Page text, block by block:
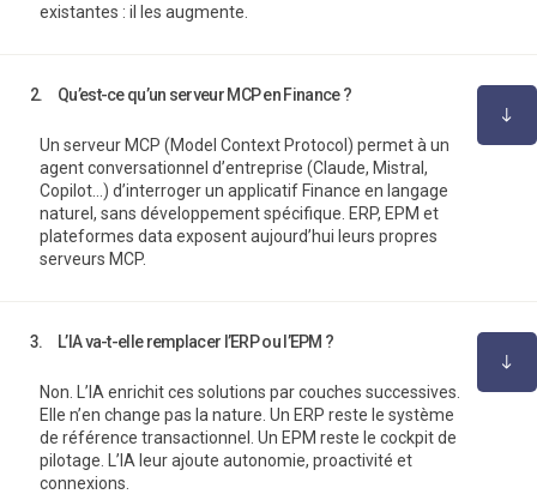
existantes : il les augmente.
2. Qu’est-ce qu’un serveur MCP en Finance ?
Un serveur MCP (Model Context Protocol) permet à un
agent conversationnel d’entreprise (Claude, Mistral,
Copilot…) d’interroger un applicatif Finance en langage
naturel, sans développement spécifique. ERP, EPM et
plateformes data exposent aujourd’hui leurs propres
serveurs MCP.
3. L’IA va-t-elle remplacer l’ERP ou l’EPM ?
Non. L’IA enrichit ces solutions par couches successives.
Elle n’en change pas la nature. Un ERP reste le système
de référence transactionnel. Un EPM reste le cockpit de
pilotage. L’IA leur ajoute autonomie, proactivité et
connexions.